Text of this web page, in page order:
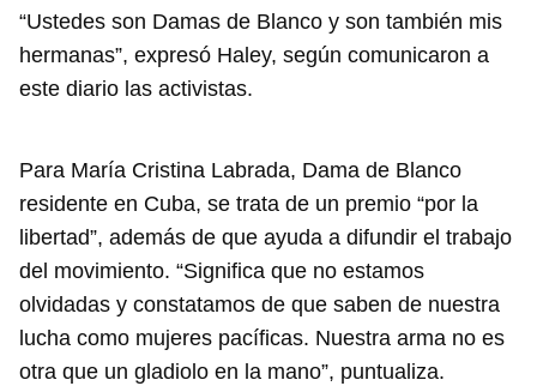
“Ustedes son Damas de Blanco y son también mis
hermanas”, expresó Haley, según comunicaron a
este diario las activistas.
Para María Cristina Labrada, Dama de Blanco
residente en Cuba, se trata de un premio “por la
libertad”, además de que ayuda a difundir el trabajo
del movimiento. “Significa que no estamos
olvidadas y constatamos de que saben de nuestra
lucha como mujeres pacíficas. Nuestra arma no es
otra que un gladiolo en la mano”, puntualiza.